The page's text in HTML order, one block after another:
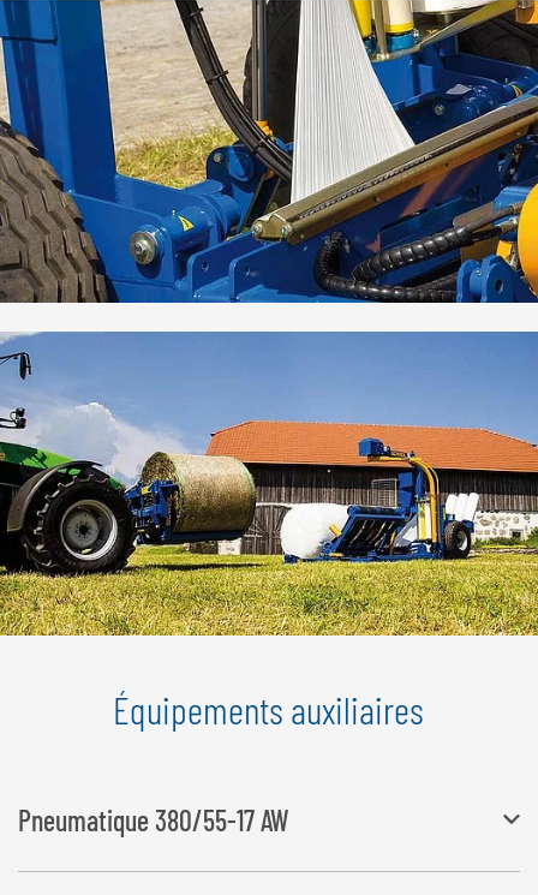
Équipements auxiliaires
Pneumatique 380/55-17 AW